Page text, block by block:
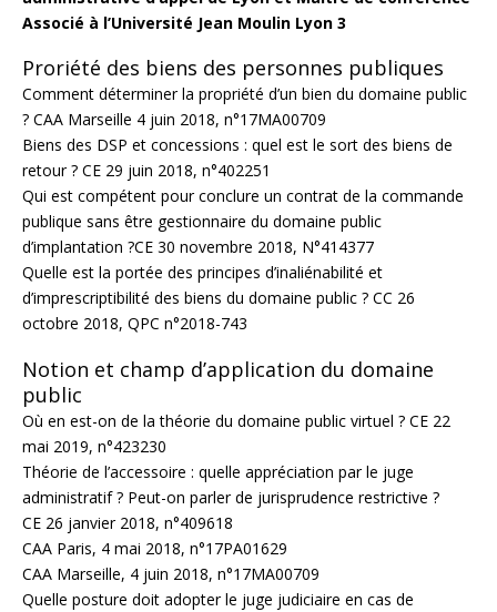
Associé à l’Université Jean Moulin Lyon 3
Proriété des biens des personnes publiques
Comment déterminer la propriété d’un bien du domaine public
? CAA Marseille 4 juin 2018, n°17MA00709
Biens des DSP et concessions : quel est le sort des biens de
retour ? CE 29 juin 2018, n°402251
Qui est compétent pour conclure un contrat de la commande
publique sans être gestionnaire du domaine public
d’implantation ?CE 30 novembre 2018, N°414377
Quelle est la portée des principes d’inaliénabilité et
d’imprescriptibilité des biens du domaine public ? CC 26
octobre 2018, QPC n°2018-743
Notion et champ d’application du domaine
public
Où en est-on de la théorie du domaine public virtuel ? CE 22
mai 2019, n°423230
Théorie de l’accessoire : quelle appréciation par le juge
administratif ? Peut-on parler de jurisprudence restrictive ?
CE 26 janvier 2018, n°409618
CAA Paris, 4 mai 2018, n°17PA01629
CAA Marseille, 4 juin 2018, n°17MA00709
Quelle posture doit adopter le juge judiciaire en cas de